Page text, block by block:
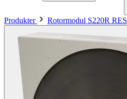
Produkter Rotormodul S220R RES